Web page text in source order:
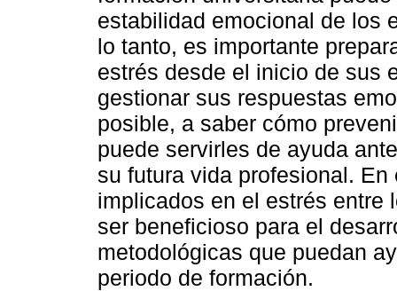
estabilidad emocional de los
lo tanto, es importante
estrés desde el inicio de sus
gestionar sus respuestas
posible, a saber cómo
puede servirles de ayuda
su futura vida profesional.
implicados en el estrés entre
ser beneficioso para el
metodológicas que puedan
periodo de formación.